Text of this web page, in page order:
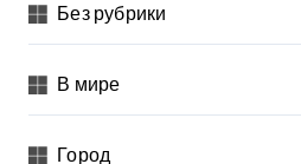
Без рубрики
В мире
Город